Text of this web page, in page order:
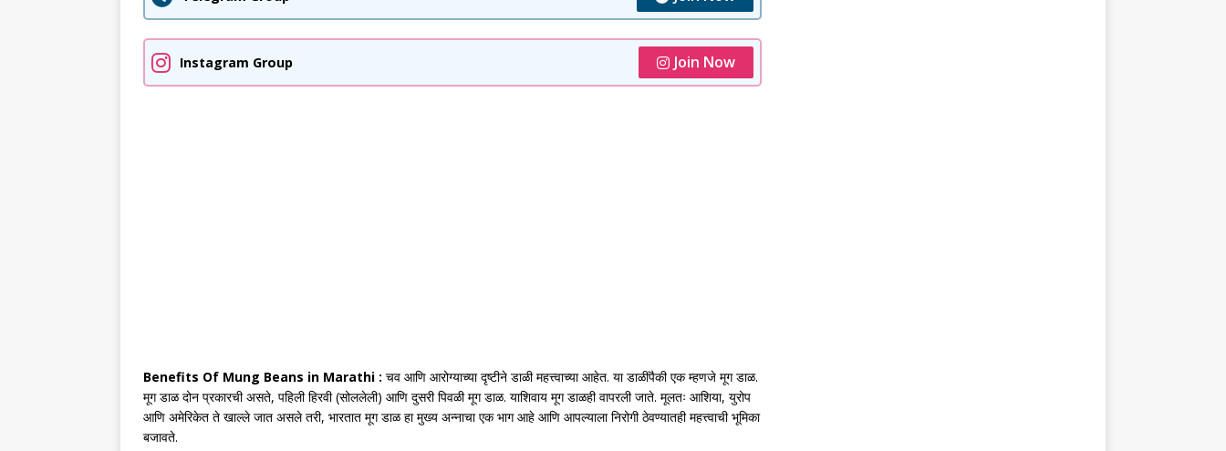
Instagram Group Join Now
Benefits Of Mung Beans in Marathi : चव आणि आरोग्याच्या दृष्टीने डाळी महत्त्वाच्या आहेत. या डाळींपैकी एक म्हणजे मूग डाळ.
मूग डाळ दोन प्रकारची असते, पहिली हिरवी (सोललेली) आणि दुसरी पिवळी मूग डाळ. याशिवाय मूग डाळही वापरली जाते. मूलतः आशिया, युरोप
आणि अमेरिकेत ते खाल्ले जात असले तरी, भारतात मूग डाळ हा मुख्य अन्नाचा एक भाग आहे आणि आपल्याला निरोगी ठेवण्यातही महत्त्वाची भूमिका
बजावते.